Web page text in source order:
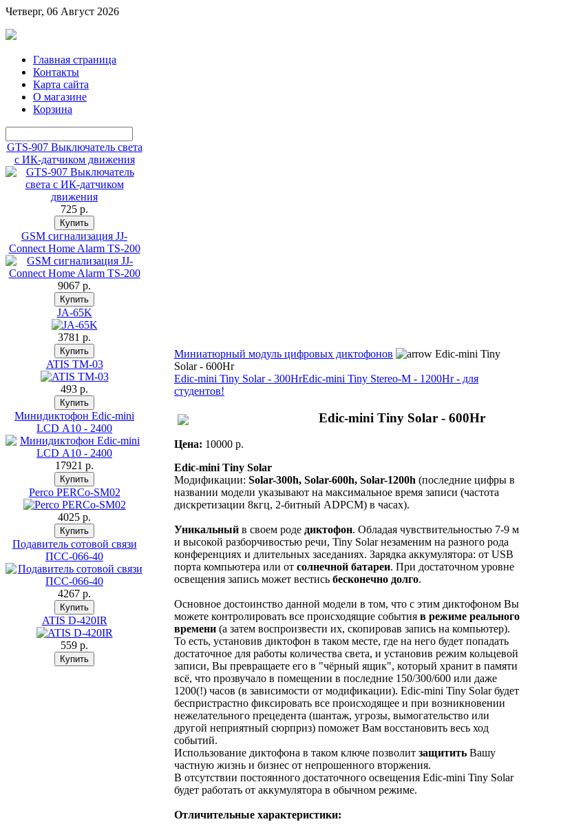
Четверг, 06 Август 2026
Главная страница
Контакты
Карта сайта
О магазине
Корзина
GTS-907 Выключатель света
с ИК-датчиком движения
725 p.
GSM сигнализация JJ-
Connect Home Alarm TS-200
9067 p.
JA-65K
3781 p.
ATIS TM-03
493 p.
Минидиктофон Edic-mini
LCD А10 - 2400
17921 p.
Perco PERCo-SM02
4025 p.
Подавитель сотовой связи
ПСС-066-40
4267 p.
ATIS D-420IR
559 p.
Миниатюрный модуль цифровых диктофонов
Edic-mini Tiny
Solar - 600Hr
Edic-mini Tiny Solar - 300HrEdic-mini Tiny Stereo-M - 1200Hr - для
студентов!
Edic-mini Tiny Solar - 600Hr
Цена: 10000 p.
Edic-mini Tiny Solar
Модификации: Solar-300h, Solar-600h, Solar-1200h (последние цифры в
названии модели указывают на максимальное время записи (частота
дискретизации 8кгц, 2-битный ADPCM) в часах).
Уникальный в своем роде диктофон. Обладая чувствительностью 7-9 м
и высокой разборчивостью речи, Tiny Solar незаменим на разного рода
конференциях и длительных заседаниях. Зарядка аккумулятора: от USB
порта компьютера или от солнечной батареи. При достаточном уровне
освещения запись может вестись бесконечно долго.
Основное достоинство данной модели в том, что с этим диктофоном Вы
можете контролировать все происходящие события в режиме реального
времени (а затем воспроизвести их, скопировав запись на компьютер).
То есть, установив диктофон в таком месте, где на него будет попадать
достаточное для работы количества света, и установив режим кольцевой
записи, Вы превращаете его в "чёрный ящик", который хранит в памяти
всё, что прозвучало в помещении в последние 150/300/600 или даже
1200(!) часов (в зависимости от модификации). Edic-mini Tiny Solar будет
беспристрастно фиксировать все происходящее и при возникновении
нежелательного прецедента (шантаж, угрозы, вымогательство или
другой неприятный сюрприз) поможет Вам восстановить весь ход
событий.
Использование диктофона в таком ключе позволит защитить Вашу
частную жизнь и бизнес от непрошенного вторжения.
В отсутствии постоянного достаточного освещения Edic-mini Tiny Solar
будет работать от аккумулятора в обычном режиме.
Отличительные характеристики: